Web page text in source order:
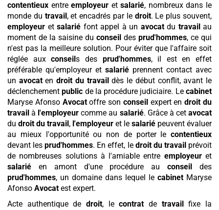
contentieux entreemployeur etsalarié, nombreux dans le
monde du travail , et encadrés par le droit. Le plus souvent,
employeur et salarié font appel à un avocatdu travail au
moment de la saisine du conseil des prud'hommes, ce qui
n'est pas la meilleure solution. Pour éviter que l'affaire soit
réglée auxconseils des prud'hommes, il est en effet
préférable qu'employeur et salarié prennent contact avec
un avocatendroit du travail dès le début conflit, avant le
déclenchementpublic de la procédure judiciaire. Lecabinet
Maryse Afonso Avocatoffre son conseil expert endroit du
travail à l'employeur comme au salarié. Grâce à cetavocat
du droit du travail , l'employeur et le salarié peuvent évaluer
au mieux l'opportunité ou non de porter le contentieux
devant lesprud'hommes. En effet, le droit du travail prévoit
de nombreuses solutions à l'amiable entre employeuret
salarié en amont d'une procédure auconseil
des
prud'hommes, un domaine dans lequel le cabinet Maryse
Afonso Avocat est expert.
Acte authentique de droit, lecontrat de travail
fixe la